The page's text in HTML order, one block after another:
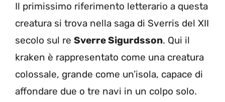
Il primissimo riferimento letterario a questa
creatura si trova nella saga di Sverris del XII
secolo sul re Sverre Sigurdsson. Qui il
kraken è rappresentato come una creatura
colossale, grande come un’isola, capace di
affondare due o tre navi in un colpo solo.